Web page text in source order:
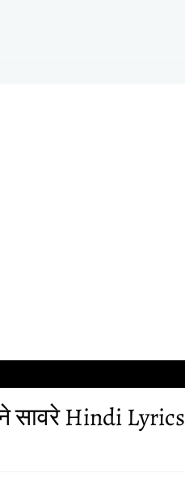
सावरे Hindi Lyrics